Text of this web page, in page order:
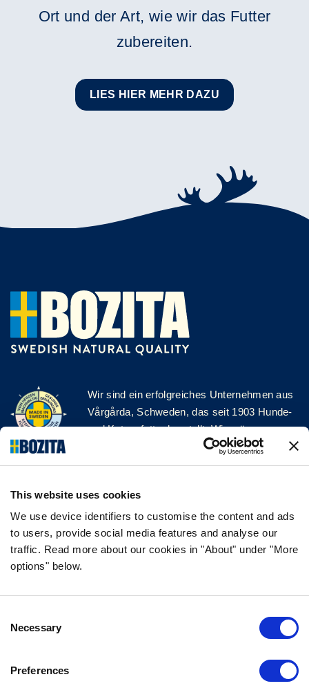
This website uses cookies
We use device identifiers to customise the content and ads
to users, provide social media features and analyse our
traffic. Read more about our cookies in "About" under "More
options" below.
Selection
Necessary
Preferences
Ort und der Art, wie wir das Futter
zubereiten.
LIES HIER MEHR DAZU
Wir sind ein erfolgreiches Unternehmen aus
Vårgårda, Schweden, das seit 1903 Hunde-
und Katzenfutter herstellt. Wir mögen es
natürlich und einfach. Wir stellen unser
Hunde- und Katzenfutter aus hochwertigen
FOLGE UNS AUF SOCIAL MEDIA
FAQ